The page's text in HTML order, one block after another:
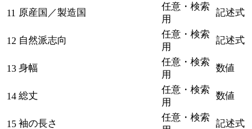
11 原産国／製造国
任意・検索
用
記述式
12 自然派志向
任意・検索
用
記述式
13 身幅
任意・検索
用
数値
14 総丈
任意・検索
用
数値
15 袖の長さ
任意・検索
記述式